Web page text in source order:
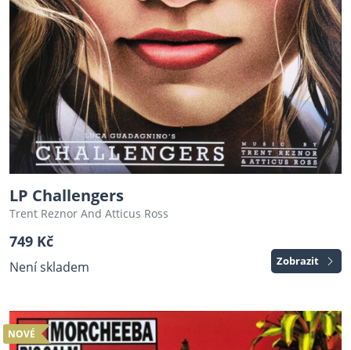
LP Challengers
Trent Reznor And Atticus Ross
749 Kč
Není skladem Zobrazit
NOVÉ